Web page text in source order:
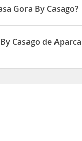
Gora By Casago?
situado en Calle
Casago de